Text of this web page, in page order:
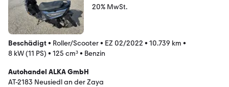
20% MwSt.
Beschädigt• Roller/Scooter• EZ 02/2022 • 10.739 km •
8 kW (11 PS) • 125 cm³• Benzin
Autohandel ALKA GmbH
AT-2183 Neusiedl an der Zaya